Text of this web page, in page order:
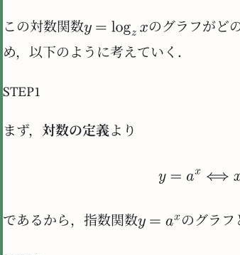
この対数関数
のグラフがど
め，以下のように考えていく．
STEP1
まず， 対数の定義より
であるから，指数関数 のグラフ